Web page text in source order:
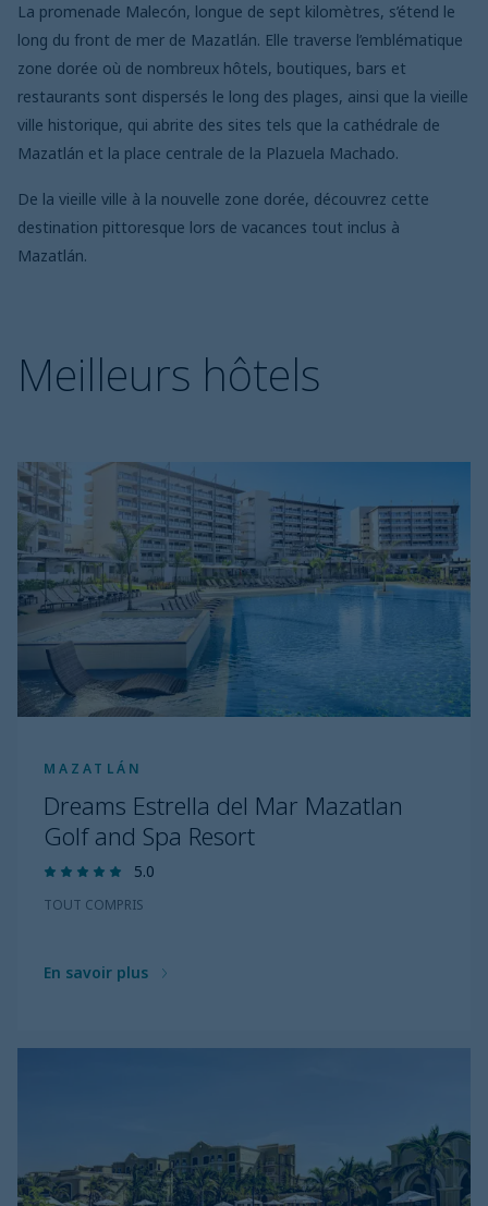
La promenade Malecón, longue de sept kilomètres, s’étend le
long du front de mer de Mazatlán. Elle traverse l’emblématique
zone dorée où de nombreux hôtels, boutiques, bars et
restaurants sont dispersés le long des plages, ainsi que la vieille
ville historique, qui abrite des sites tels que la cathédrale de
Mazatlán et la place centrale de la Plazuela Machado.
De la vieille ville à la nouvelle zone dorée, découvrez cette
destination pittoresque lors de vacances tout inclus à
Mazatlán.
Meilleurs hôtels
MAZATLÁN
Dreams Estrella del Mar Mazatlan
Golf and Spa Resort
5.0
TOUT COMPRIS
En savoir plus